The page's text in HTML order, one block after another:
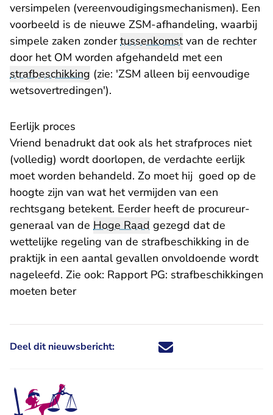
versimpelen (vereenvoudigingsmechanismen). Een
voorbeeld is de nieuwe ZSM-afhandeling, waarbij
simpele zaken zondertussenkomstvan de rechter
door het OM worden afgehandeld met een
strafbeschikking (zie: 'ZSM alleen bij eenvoudige
wetsovertredingen').
Eerlijk proces
Vriend benadrukt dat ook als het strafproces niet
(volledig) wordt doorlopen, de verdachte eerlijk
moet worden behandeld. Zo moet hij goed op de
hoogte zijn van wat het vermijden van een
rechtsgang betekent. Eerder heeft de procureur-
generaal van de Hoge Raad gezegd dat de
wettelijke regeling van de strafbeschikking in de
praktijk in een aantal gevallen onvoldoende wordt
nageleefd. Zie ook: Rapport PG: strafbeschikkingen
moeten beter
Deel dit nieuwsbericht: Deel dit nieuwsbericht via X -
Deel dit nieuwsbericht via
Deel dit nieuwsbericht
Deel dit